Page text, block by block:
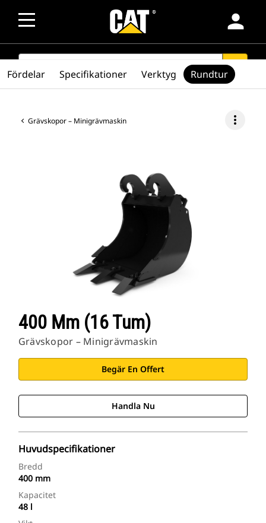
person
SEARCH search
Grävskopor – Minigrävmaskin more_vert
400 Mm (16 Tum)
Grävskopor – Minigrävmaskin
Begär En Offert
Handla Nu
Huvudspecifikationer
Bredd
400 mm
Kapacitet
48 l
Fördelar Specifikationer Verktyg Rundtur